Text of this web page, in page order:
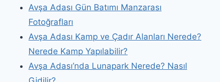
Avşa Adası Gün Batımı Manzarası
Fotoğrafları
Avşa Adası Kamp ve Çadır Alanları Nerede?
Nerede Kamp Yapılabilir?
Avşa Adası’nda Lunapark Nerede? Nasıl